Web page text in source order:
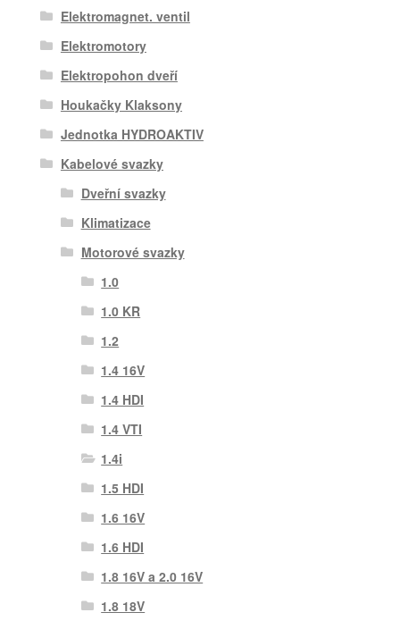
Elektromagnet. ventil
Elektromotory
Elektropohon dveří
Houkačky Klaksony
Jednotka HYDROAKTIV
Kabelové svazky
Dveřní svazky
Klimatizace
Motorové svazky
1.0
1.0 KR
1.2
1.4 16V
1.4 HDI
1.4 VTI
1.4i
1.5 HDI
1.6 16V
1.6 HDI
1.8 16V a 2.0 16V
1.8 18V